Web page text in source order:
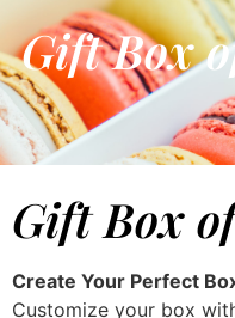
Gift Box
Gift Box
Create Your Perfect
Customize your box